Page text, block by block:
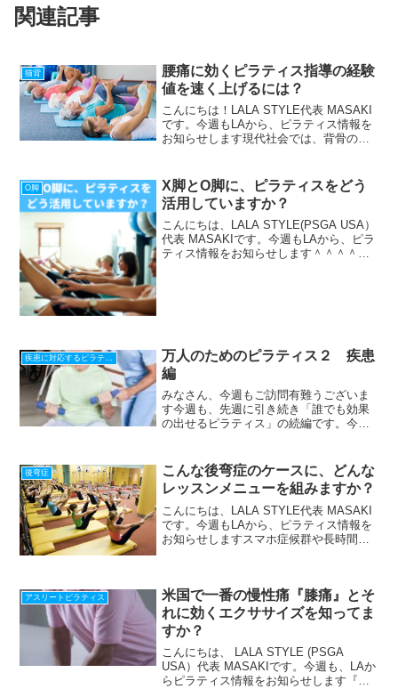
関連記事
猫背
腰痛に効くピラティス指導の経験
値を速く上げるには？
こんにちは！LALA STYLE代表 MASAKI
です。今週もLAから、ピラティス情報を
お知らせします現代社会では、背骨の不
人、実に約2800万人が腰痛を持っている
と言...
O脚
X脚とO脚に、ピラティスをどう
活用していますか？
こんにちは、LALA STYLE(PSGA USA）
代表 MASAKIです。今週もLAから、ピラ
ティス情報をお知らせします＾＾＾＾＾
疾患に対応するピラティス
万人のためのピラティス２ 疾患
編
みなさん、今週もご訪問有難うございま
す今週も、先週に引き続き「誰でも効果
の出せるピラティス」の続編です。今週
をされている方にぴったりの運動を見つ
けるのは、本当に難しいも...
後弯症
こんな後弯症のケースに、どんな
レッスンメニューを組みますか？
こんにちは、LALA STYLE代表 MASAKI
です。今週もLAから、ピラティス情報を
お知らせしますスマホ症候群や長時間の
長い生活...
アスリートピラティス
米国で一番の慢性痛『膝痛』とそ
れに効くエクササイズを知ってま
すか？
こんにちは、 LALA STYLE (PSGA
USA）代表 MASAKIです。今週も、LAか
らピラティス情報をお知らせします『集